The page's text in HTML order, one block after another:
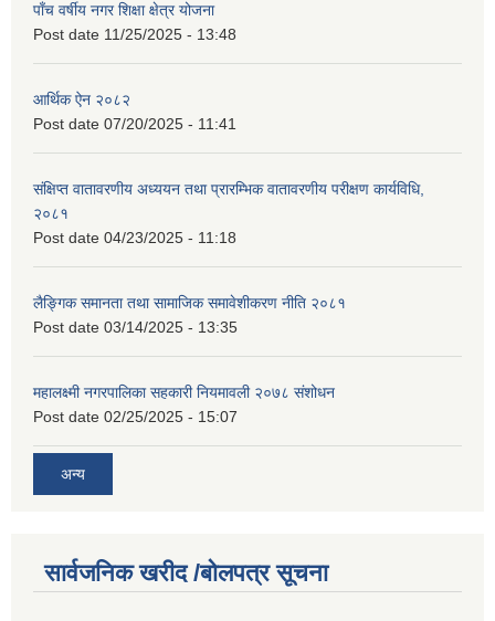
पाँच वर्षीय नगर शिक्षा क्षेत्र योजना
Post date 11/25/2025 - 13:48
आर्थिक ऐन २०८२
Post date 07/20/2025 - 11:41
संक्षिप्त वातावरणीय अध्ययन तथा प्रारम्भिक वातावरणीय परीक्षण कार्यविधि,
२०८१
Post date 04/23/2025 - 11:18
लैङ्गिक समानता तथा सामाजिक समावेशीकरण नीति २०८१
Post date 03/14/2025 - 13:35
महालक्ष्मी नगरपालिका सहकारी नियमावली २०७८ संशोधन
Post date 02/25/2025 - 15:07
अन्य
सार्वजनिक खरीद /बोलपत्र सूचना